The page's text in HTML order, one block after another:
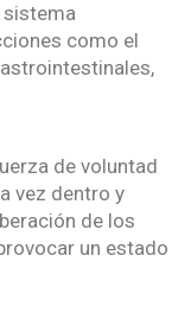
como el
de voluntad
vez dentro y
de los
un estado